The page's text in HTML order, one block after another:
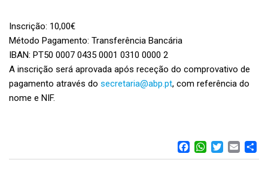
Inscrição: 10,00€
Método Pagamento: Transferência Bancária
IBAN: PT50 0007 0435 0001 0310 0000 2
A inscrição será aprovada após receção do comprovativo de
pagamento através do secretaria@abp.pt, com referência do
nome e NIF.